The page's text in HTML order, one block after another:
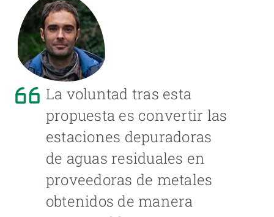
La voluntad tras esta
propuesta es convertir las
estaciones depuradoras
de aguas residuales en
proveedoras de metales
obtenidos de manera